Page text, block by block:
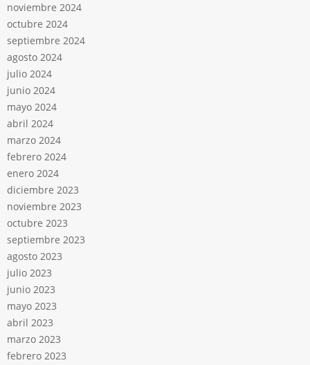
noviembre 2024
octubre 2024
septiembre 2024
agosto 2024
julio 2024
junio 2024
mayo 2024
abril 2024
marzo 2024
febrero 2024
enero 2024
diciembre 2023
noviembre 2023
octubre 2023
septiembre 2023
agosto 2023
julio 2023
junio 2023
mayo 2023
abril 2023
marzo 2023
febrero 2023